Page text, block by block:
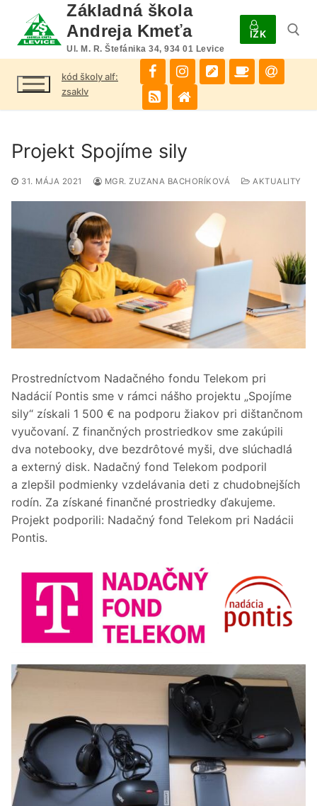
obsah
Základná škola
Andreja Kmeťa
Ul. M. R. Štefánika 34, 934 01 Levice
IŽK
Hľadať:
kód školy alf:
zsaklv
Projekt Spojíme sily
31. MÁJA 2021 MGR. ZUZANA BACHORÍKOVÁ AKTUALITY
Prostredníctvom Nadačného fondu Telekom pri
Nadácií Pontis sme v rámci nášho projektu „Spojíme
sily“ získali 1 500 € na podporu žiakov pri dištančnom
vyučovaní. Z finančných prostriedkov sme zakúpili
dva notebooky, dve bezdrôtové myši, dve slúchadlá
a externý disk. Nadačný fond Telekom podporil
a zlepšil podmienky vzdelávania deti z chudobnejších
rodín. Za získané finančné prostriedky ďakujeme.
Projekt podporili: Nadačný fond Telekom pri Nadácii
Pontis.